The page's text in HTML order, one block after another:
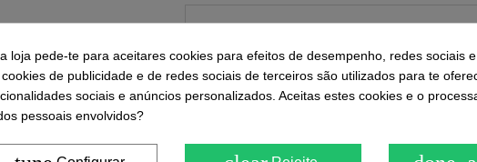
Ratings and comments from our customers
( 0.0 / 5) - 0 feedback(s)
Be the first to share us its
Descrição
loja pede-te para aceitares cookies para efeitos de desempenho, redes sociais e
de publicidade e de redes sociais de terceiros são utilizados para te
sociais e anúncios personalizados. Aceitas estes cookies e o
pessoais envolvidos?